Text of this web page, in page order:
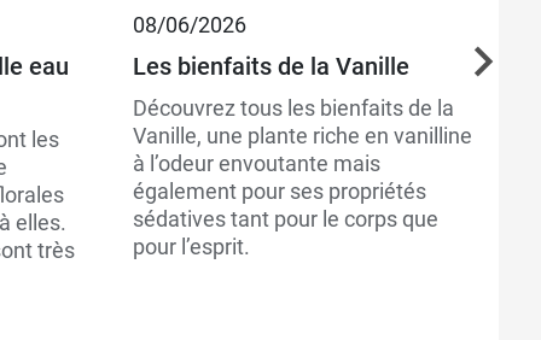
eau
les
elles.
très
08/06/2026
Les bienfaits de la Vanille
Découvrez tous les bienfaits de la
Vanille, une plante riche en vanilline
à l’odeur envoutante mais
également pour ses propriétés
sédatives tant pour le corps que
pour l’esprit.